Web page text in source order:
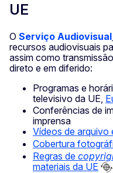
UE
O Serviço Audiovisual
recursos audiovisuais
assim como
direto e em diferido:
Programas e
televisivo da UE,
Conferências de
imprensa
Vídeos de arquivo
Cobertura
Regras de
materiais da UE